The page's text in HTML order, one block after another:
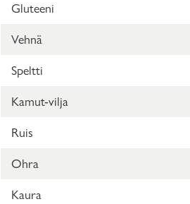
Gluteeni
Vehnä
Speltti
Kamut-vilja
Ruis
Ohra
Kaura